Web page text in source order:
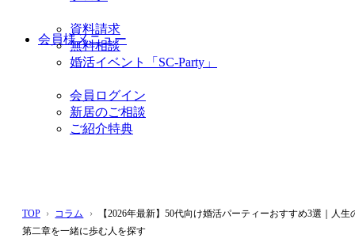
資料請求
無料相談
婚活イベント「SC-Party」
会員様メニュー
会員ログイン
新居のご相談
ご紹介特典
TOP コラム
【2026年最新】50代向け婚活パーティーおすすめ3選｜人生
第二章を一緒に歩む人を探す